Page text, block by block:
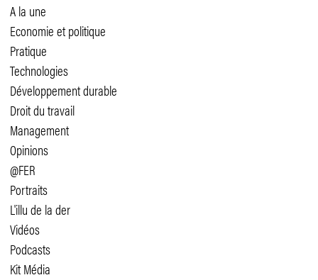
A la une
Economie et politique
Pratique
Technologies
Développement durable
Droit du travail
Management
Opinions
@FER
Portraits
L'illu de la der
Vidéos
Podcasts
Kit Média